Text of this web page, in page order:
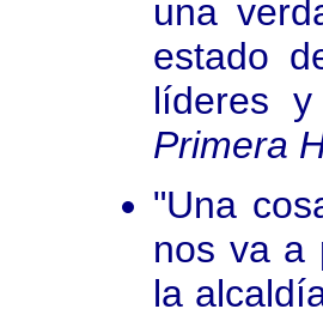
una
estado
líderes
Primera
"Una
nos va a
la